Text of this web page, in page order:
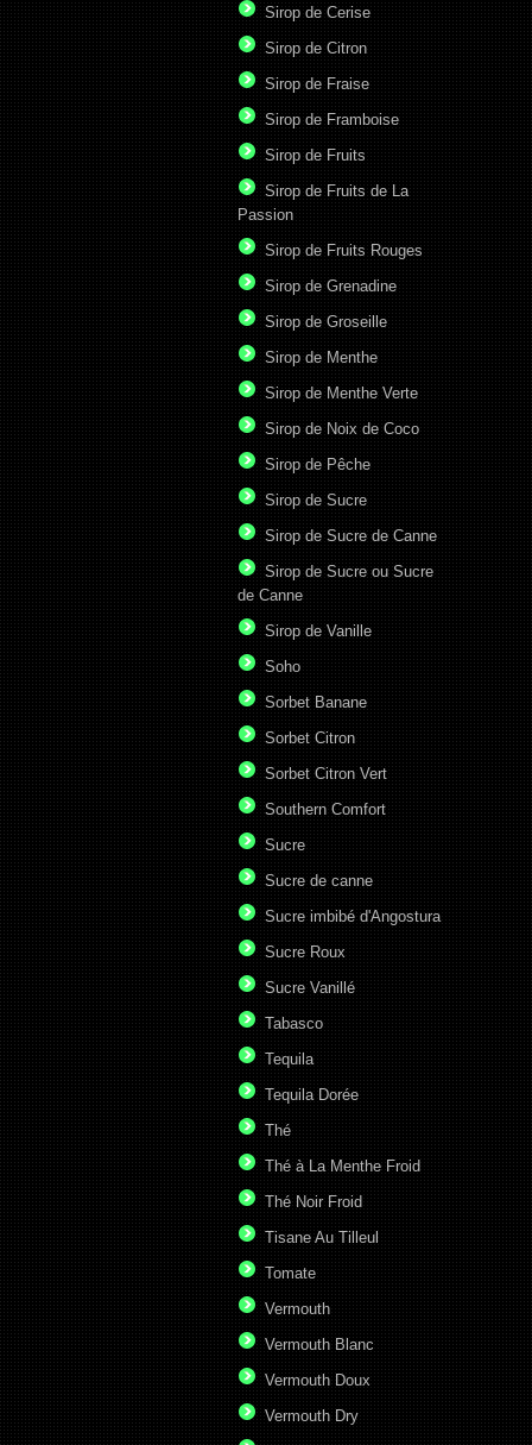
Sirop de Cerise
Sirop de Citron
Sirop de Fraise
Sirop de Framboise
Sirop de Fruits
Sirop de Fruits de La
Passion
Sirop de Fruits Rouges
Sirop de Grenadine
Sirop de Groseille
Sirop de Menthe
Sirop de Menthe Verte
Sirop de Noix de Coco
Sirop de Pêche
Sirop de Sucre
Sirop de Sucre de Canne
Sirop de Sucre ou Sucre
de Canne
Sirop de Vanille
Soho
Sorbet Banane
Sorbet Citron
Sorbet Citron Vert
Southern Comfort
Sucre
Sucre de canne
Sucre imbibé d'Angostura
Sucre Roux
Sucre Vanillé
Tabasco
Tequila
Tequila Dorée
Thé
Thé à La Menthe Froid
Thé Noir Froid
Tisane Au Tilleul
Tomate
Vermouth
Vermouth Blanc
Vermouth Doux
Vermouth Dry